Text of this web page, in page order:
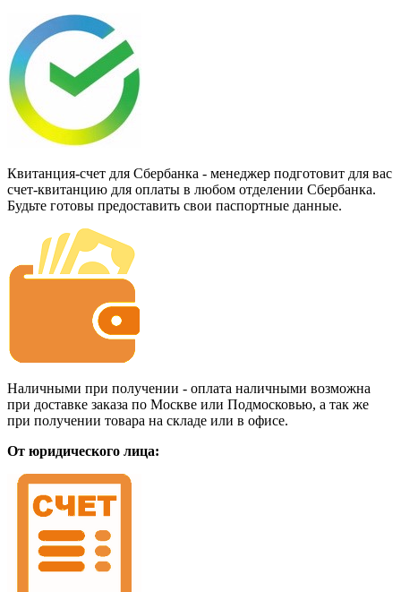
Квитанция-счет для Сбербанка - менеджер подготовит для вас
счет-квитанцию для оплаты в любом отделении Сбербанка.
Будьте готовы предоставить свои паспортные данные.
Наличными при получении - оплата наличными возможна
при доставке заказа по Москве или Подмосковью, а так же
при получении товара на складе или в офисе.
От юридического лица: